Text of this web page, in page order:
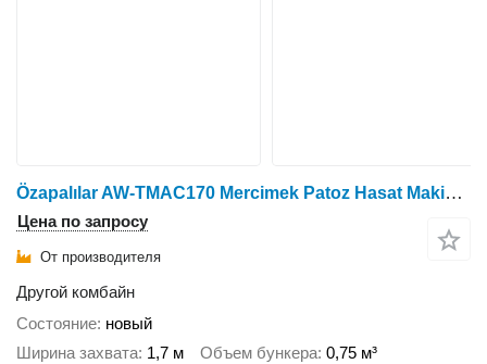
Özapalılar AW-TMAC170 Mercimek Patoz Hasat Makinası
Цена по запросу
От производителя
Другой комбайн
Состояние новый
Ширина захвата 1,7 м Объем бункера 0,75 м³